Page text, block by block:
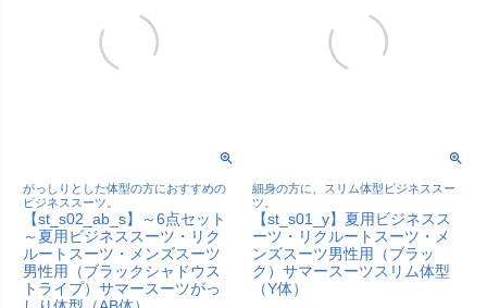
がっしりとした体型の方におすすめの
ビジネススーツ。
【st_s02_ab_s】～6点セット
～夏用ビジネススーツ・リク
ルートスーツ・メンズスーツ
男性用（ブラックシャドウス
トライプ）サマースーツがっ
細身の方に、スリム体型ビジネススー
ツ。
【st_s01_y】夏用ビジネスス
ーツ・リクルートスーツ・メ
ンズスーツ男性用（ブラッ
ク）サマースーツスリム体型
（Y体）